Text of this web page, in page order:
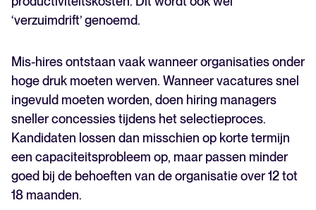
‘verzuimdrift’ genoemd.
Mis-hires ontstaan vaak wanneer organisaties onder
hoge druk moeten werven. Wanneer vacatures snel
ingevuld moeten worden, doen hiring managers
sneller concessies tijdens het selectieproces.
Kandidaten lossen dan misschien op korte termijn
een capaciteitsprobleem op, maar passen minder
goed bij de behoeften van de organisatie over 12 tot
18 maanden.